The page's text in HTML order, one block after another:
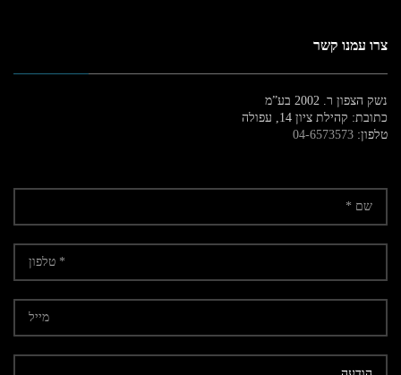
צרו עמנו קשר
נשק הצפון ר. 2002 בע”מ
כתובת: קהילת ציון 14, עפולה
טלפון: 04-6573573